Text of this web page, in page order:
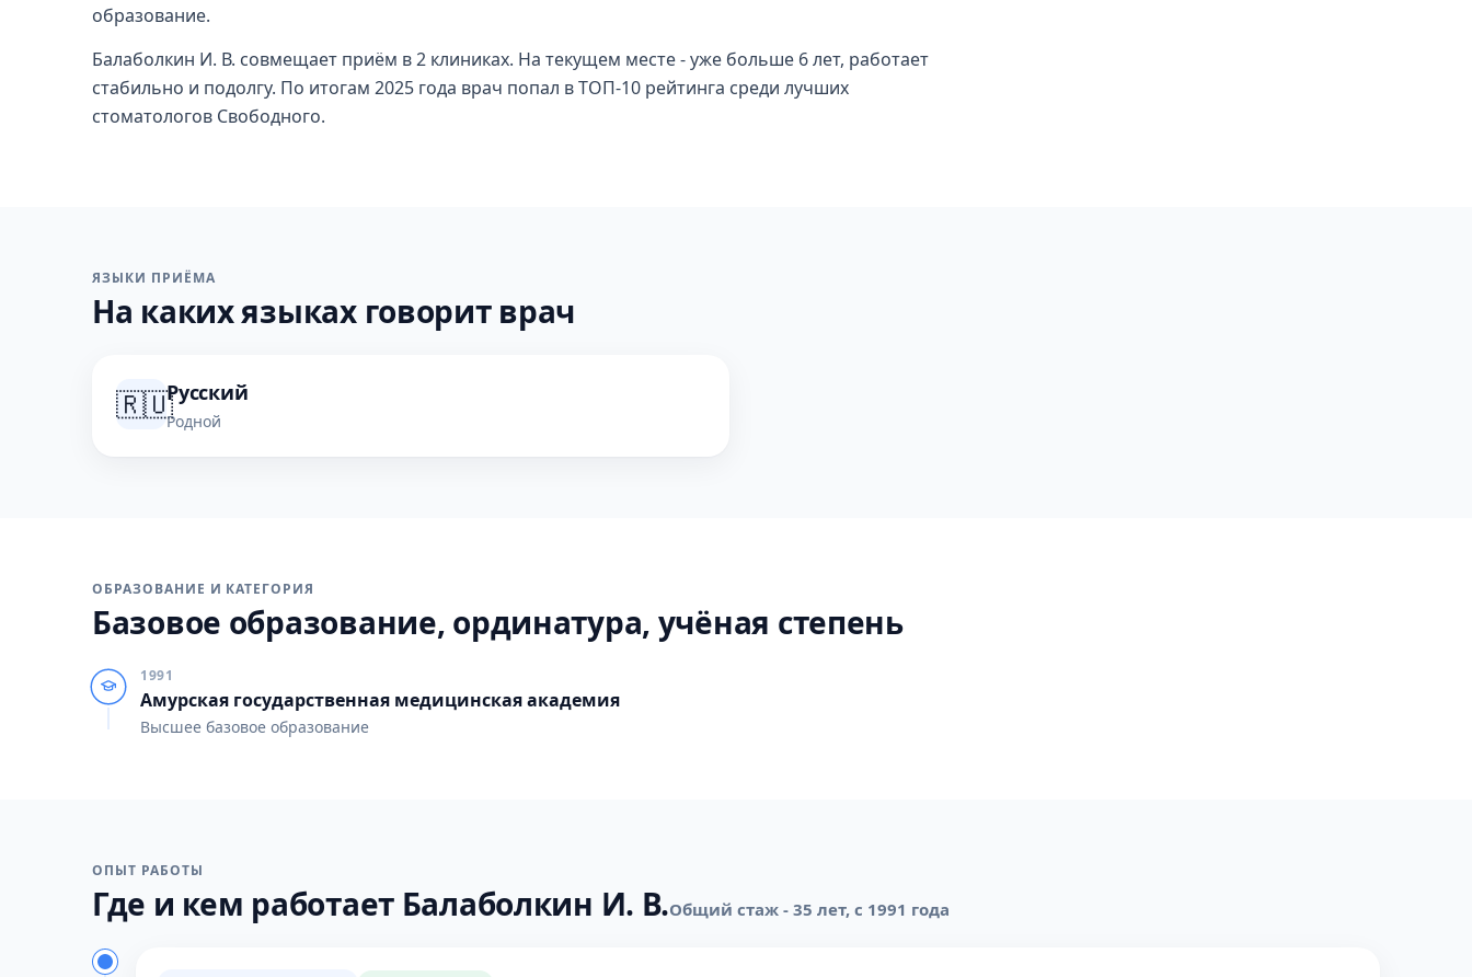
образование.
Балаболкин И. В. совмещает приём в 2 клиниках. На текущем месте - уже больше 6 лет, работает
стабильно и подолгу. По итогам 2025 года врач попал в ТОП-10 рейтинга среди лучших
стоматологов Свободного.
ЯЗЫКИ ПРИЁМА
На каких языках говорит врач
🇷🇺Русский
Родной
ОБРАЗОВАНИЕ И КАТЕГОРИЯ
Базовое образование, ординатура, учёная степень
1991
Амурская государственная медицинская академия
Высшее базовое образование
ОПЫТ РАБОТЫ
Где и кем работает Балаболкин И. В.Общий стаж - 35 лет, с 1991 года